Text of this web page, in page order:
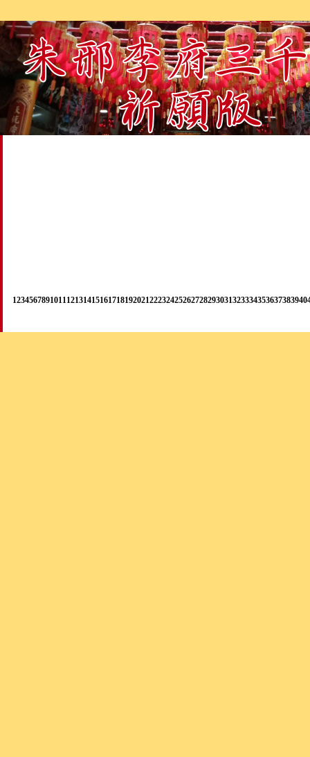
12345678910111213141516171819202122232425262728293031323334353637383940